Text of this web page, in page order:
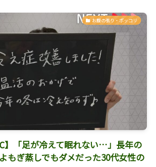
お腹の張り・ポッコリ
「足が冷えて眠れない…」長年の
もぎ蒸しでもダメだった30代女性の